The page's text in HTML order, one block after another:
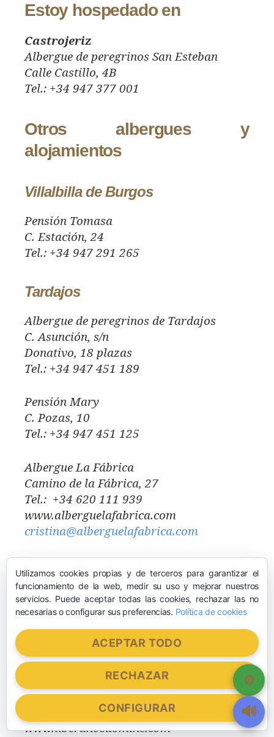
Estoy hospedado en
Castrojeriz
Albergue de peregrinos San Esteban
Calle Castillo, 4B
Tel.: +34 947 377 001
Otros albergues y
alojamientos
Villalbilla de Burgos
Pensión Tomasa
C. Estación, 24
Tel.: +34 947 291 265
Tardajos
Albergue de peregrinos de Tardajos
C. Asunción, s/n
Donativo, 18 plazas
Tel.: +34 947 451 189
Pensión Mary
C. Pozas, 10
Tel.: +34 947 451 125
Albergue La Fábrica
Camino de la Fábrica, 27
Tel.: +34 620 111 939
www.alberguelafabrica.com
cristina@alberguelafabrica.com
Avenida General Yagüe 16
Tel.: +34 947 45 12 34
www.lacasadebeli.com
Rabé de las Calzadas
Albergue Liberanos Domine
Pl. Francisco Riberas, 10
Tel.: +34 695 116 901
www.liberanosdomine.com
Utilizamos cookies propias y de terceros para garantizar el
funcionamiento de la web, medir su uso y mejorar nuestros
servicios. Puede aceptar todas las cookies, rechazar las no
necesarias o configurar sus preferencias. Política de cookies
ACEPTAR TODO
RECHAZAR
CONFIGURAR